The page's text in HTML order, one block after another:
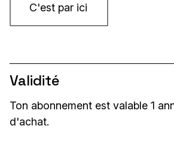
C'est par ici
Validité
Ton abonnement est valable 1
d'achat.